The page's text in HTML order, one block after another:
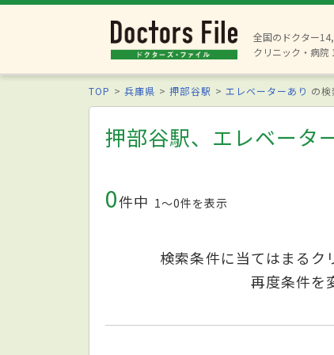
全国のドクター
クリニック・病院
TOP 兵庫県 押部谷駅 エレベーターあり の
押部谷駅、エレベータ
0件中 1〜0件を表示
検索条件に当てはまるク
再度条件を